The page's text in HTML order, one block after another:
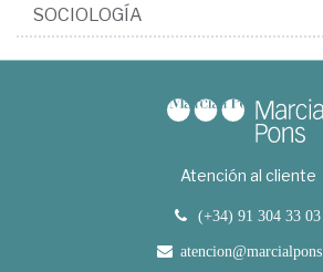
SOCIOLOGÍA
Atención al cliente
(+34) 91 304 33 03